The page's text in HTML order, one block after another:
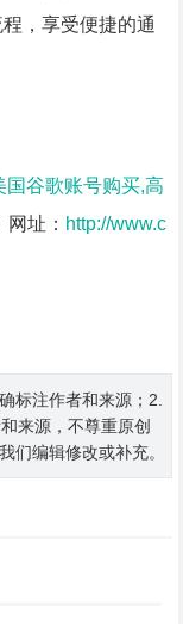
，享受便捷的通
谷歌账号购买,高
址： http://www.c
标注作者和来源；2.
来源，不尊重原创
们编辑修改或补充。